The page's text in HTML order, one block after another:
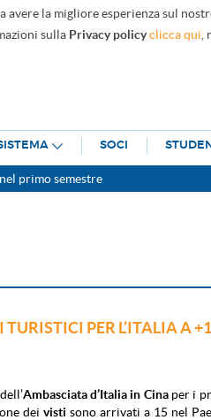
avere la migliore esperienza sul
sulla Privacy policy clicca qui
SOCI
primo semestre
PER L’ITALIA A
Ambasciata d’Italia in Cinaper i
dei visti sono arrivati a 15 nel